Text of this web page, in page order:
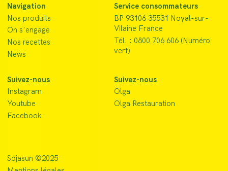
Navigation
Nos produits
On s'engage
Nos recettes
News
Service consommateurs
BP 93106 35531 Noyal-sur-
Vilaine France
Tél. : 0800 706 606 (Numéro
vert)
Suivez-nous
Instagram
Youtube
Facebook
Suivez-nous
Olga
Olga Restauration
Sojasun ©2025